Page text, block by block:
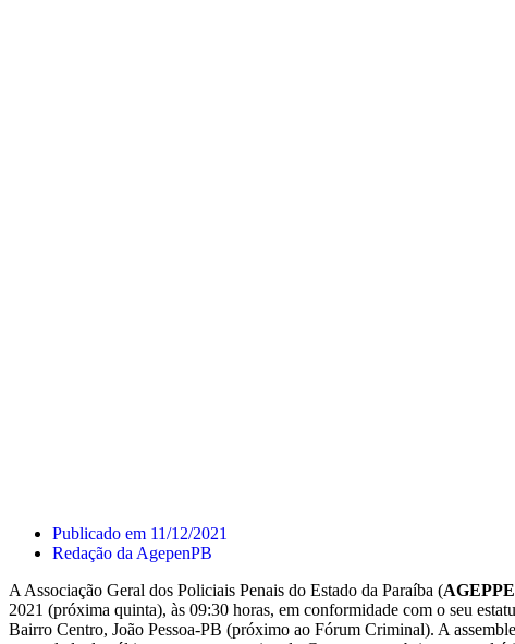
Publicado em 11/12/2021
Redação da AgepenPB
A Associação Geral dos Policiais Penais do Estado da Paraíba (
2021 (próxima quinta), às 09:30 horas, em conformidade com o seu
Bairro Centro, João Pessoa-PB (próximo ao Fórum Criminal). A